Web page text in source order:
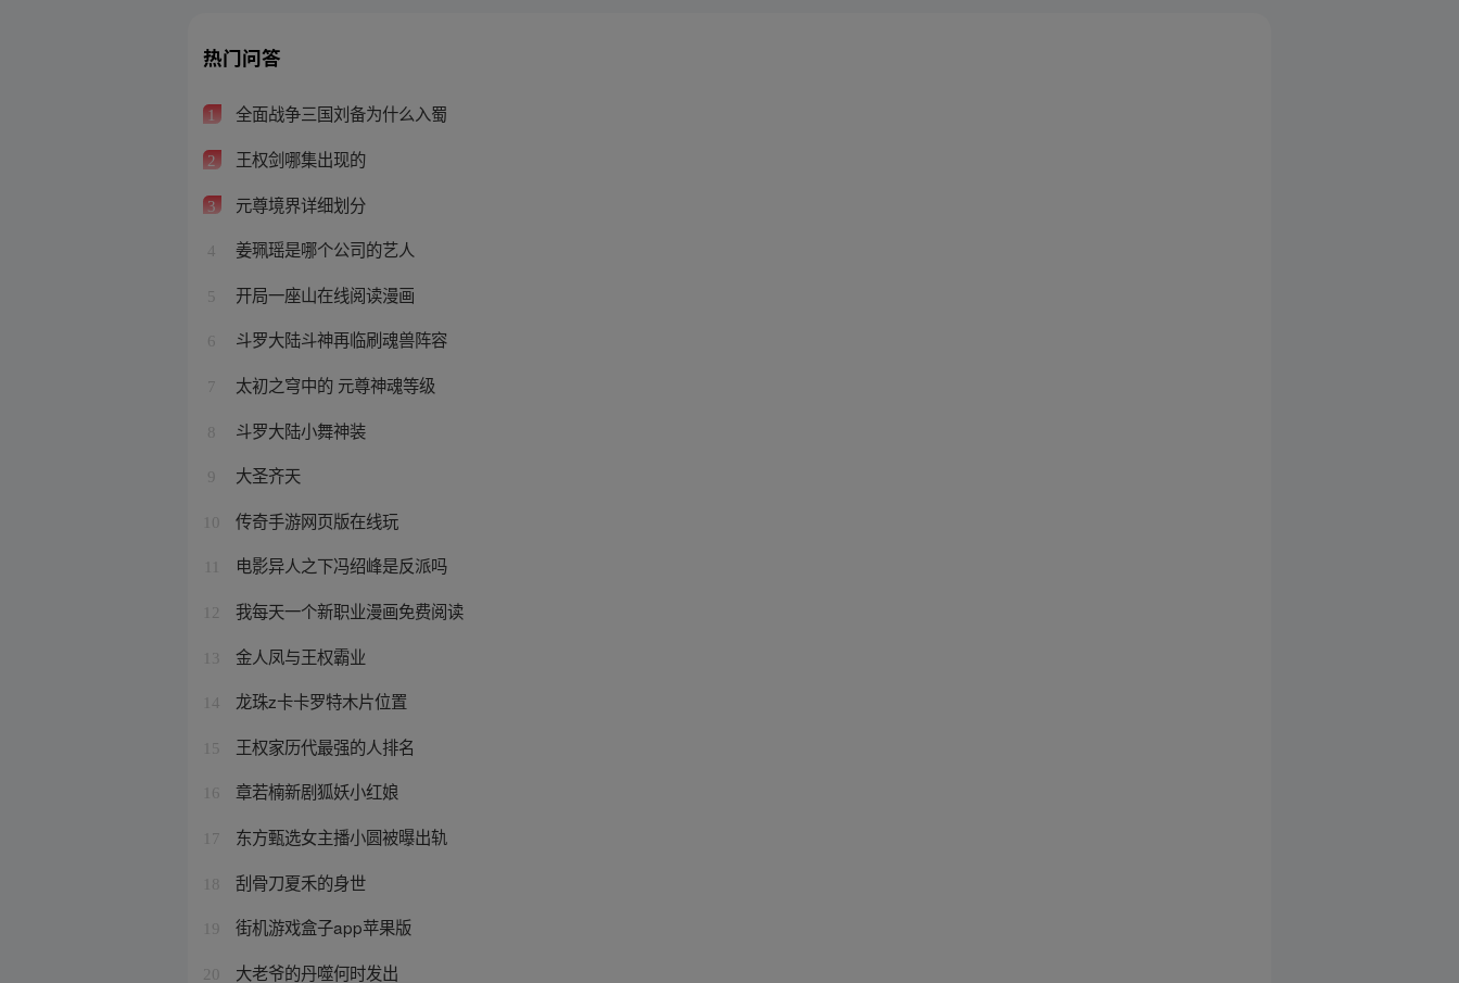
热门问答
1 全面战争三国刘备为什么入蜀
2 王权剑哪集出现的
3 元尊境界详细划分
4 姜珮瑶是哪个公司的艺人
5 开局一座山在线阅读漫画
6 斗罗大陆斗神再临刷魂兽阵容
7 太初之穹中的 元尊神魂等级
8 斗罗大陆小舞神装
9 大圣齐天
10 传奇手游网页版在线玩
电影异人之下冯绍峰是反派吗
12 我每天一个新职业漫画免费阅读
13 金人凤与王权霸业
14 龙珠z卡卡罗特木片位置
15 王权家历代最强的人排名
16 章若楠新剧狐妖小红娘
17 东方甄选女主播小圆被曝出轨
18 刮骨刀夏禾的身世
19 街机游戏盒子app苹果版
20 大老爷的丹噬何时发出